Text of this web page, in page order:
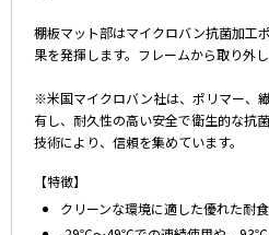
棚板マット部はマイクロバン抗菌加工
果を発揮します。フレームから取り外
※米国マイクロバン社は、ポリマー、
有し、耐久性の高い安全で衛生的な抗
技術により、信頼を集めています。
【特徴】
クリーンな環境に適した優れた耐